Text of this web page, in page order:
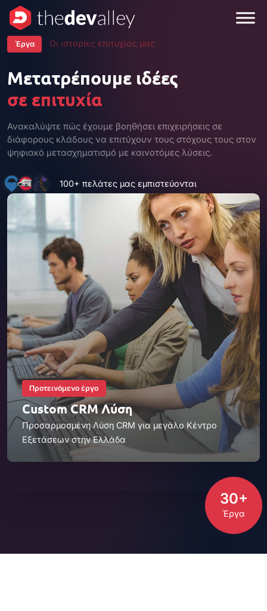
Μετάβαση
στο
περιεχόμενο
Έργα Οι ιστορίες επιτυχίας μας
Μετατρέπουμε ιδέες
σε επιτυχία
Ανακαλύψτε πώς έχουμε βοηθήσει επιχειρήσεις σε
διάφορους κλάδους να επιτύχουν τους στόχους τους στον
ψηφιακό μετασχηματισμό με καινοτόμες λύσεις.
100+ πελάτες μας εμπιστεύονται
Προτεινόμενο έργο
Custom CRM Λύση
Προσαρμοσμένη Λύση CRM για μεγάλο Κέντρο
Εξετάσεων στην Ελλάδα
30+
Έργα